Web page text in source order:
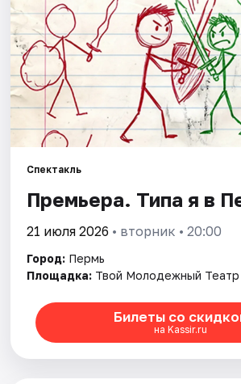
Квесты
Экскурсии
Спорт
События
Города
Площадки
Артисты
Рейтинги
Спектакль
Премьера. Типа я в
21 июля 2026 • вторник • 20:00
Город: Пермь
Площадка: Твой Молодежный Театр
Билеты со
на Kassir.ru